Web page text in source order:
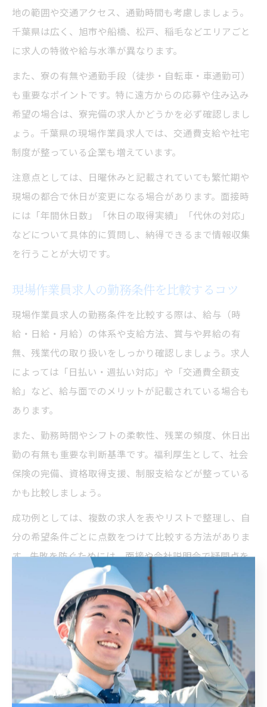
地の範囲や交通アクセス、通勤時間も考慮しましょう。
千葉県は広く、旭市や船橋、松戸、稲毛などエリアごと
に求人の特徴や給与水準が異なります。
また、寮の有無や通勤手段（徒歩・自転車・車通勤可）
も重要なポイントです。特に遠方からの応募や住み込み
希望の場合は、寮完備の求人かどうかを必ず確認しまし
ょう。千葉県の現場作業員求人では、交通費支給や社宅
制度が整っている企業も増えています。
注意点としては、日曜休みと記載されていても繁忙期や
現場の都合で休日が変更になる場合があります。面接時
には「年間休日数」「休日の取得実績」「代休の対応」
などについて具体的に質問し、納得できるまで情報収集
を行うことが大切です。
現場作業員求人の勤務条件を比較するコツ
現場作業員求人の勤務条件を比較する際は、給与（時
給・日給・月給）の体系や支給方法、賞与や昇給の有
無、残業代の取り扱いをしっかり確認しましょう。求人
によっては「日払い・週払い対応」や「交通費全額支
給」など、給与面でのメリットが記載されている場合も
あります。
また、勤務時間やシフトの柔軟性、残業の頻度、休日出
勤の有無も重要な判断基準です。福利厚生として、社会
保険の完備、資格取得支援、制服支給などが整っている
かも比較しましょう。
成功例としては、複数の求人を表やリストで整理し、自
分の希望条件ごとに点数をつけて比較する方法がありま
す。失敗を防ぐためには、面接や会社説明会で疑問点を
積極的に質問し、曖昧な点を残さないようにするのがポ
イントです。
理想的な現場作業員求人の選び方ガイド
理想的な現場作業員求人を選ぶためには、まず自分のラ
イフスタイルや将来のキャリアプランを明確にし、優先
したい条件をリストアップしましょう。日曜休みや週休2